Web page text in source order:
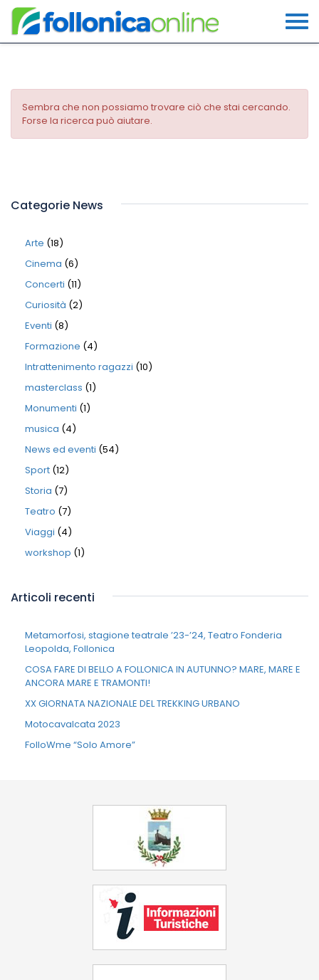
Sembra che non possiamo trovare ciò che stai cercando.
Forse la ricerca può aiutare.
Categorie News
Arte (18)
Cinema (6)
Concerti (11)
Curiosità (2)
Eventi (8)
Formazione (4)
Intrattenimento ragazzi (10)
masterclass (1)
Monumenti (1)
musica (4)
News ed eventi (54)
Sport (12)
Storia (7)
Teatro (7)
Viaggi (4)
workshop (1)
Articoli recenti
Metamorfosi, stagione teatrale ’23-’24, Teatro Fonderia
Leopolda, Follonica
COSA FARE DI BELLO A FOLLONICA IN AUTUNNO? MARE, MARE E
ANCORA MARE E TRAMONTI!
XX GIORNATA NAZIONALE DEL TREKKING URBANO
Motocavalcata 2023
FolloWme “Solo Amore”